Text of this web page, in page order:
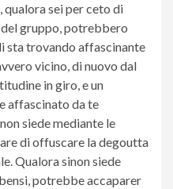
qualora sei per ceto di
gruppo, potrebbero
sta trovando affascinante
vicino, di nuovo dal
in giro, e un
affascinato da te
siede mediante le
di offuscare la degoutta
Qualora sinon siede
potrebbe accaparer